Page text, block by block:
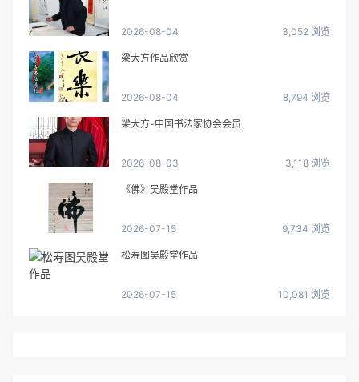
2026-08-04 3,052 浏览
梁大方作品欣赏
2026-08-04 8,794 浏览
梁大方-中国书法家协会会员
2026-08-03 3,118 浏览
《佛》吴殿堂作品
2026-07-15 9,734 浏览
松寿图吴殿堂作品
2026-07-15 10,081 浏览